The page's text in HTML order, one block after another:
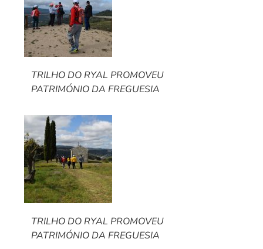
TRILHO DO RYAL PROMOVEU
PATRIMÓNIO DA FREGUESIA
TRILHO DO RYAL PROMOVEU
PATRIMÓNIO DA FREGUESIA